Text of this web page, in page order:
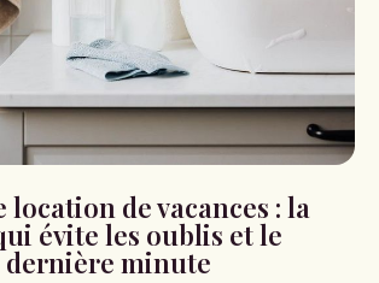
de vacances : la
évite les oublis et le
dernière minute